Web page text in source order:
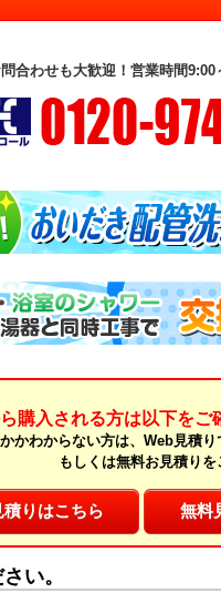
合わせも大歓迎！営業時間9:00
購入される方は以下をご
かわからない方は、Web見積り
もしくは無料お見積りを
積りはこちら 無料
い。